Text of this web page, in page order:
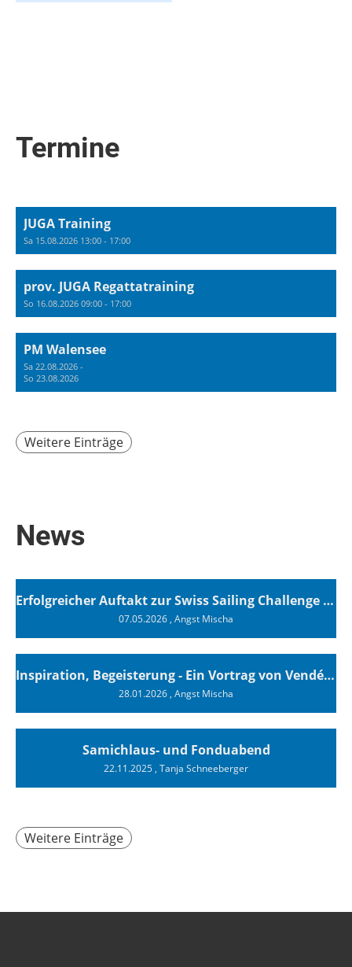
Termine
JUGA Training
Sa 15.08.2026 13:00 - 17:00
prov. JUGA Regattatraining
So 16.08.2026 09:00 - 17:00
PM Walensee
Sa 22.08.2026 -
So 23.08.2026
Weitere Einträge
News
Erfolgreicher Auftakt zur Swiss Sailing Challenge League 2026
07.05.2026, Angst Mischa
Inspiration, Begeisterung - Ein Vortrag von Vendée-Globe-Finisher Oliver Heer
28.01.2026, Angst Mischa
Samichlaus- und Fonduabend
22.11.2025, Tanja Schneeberger
Weitere Einträge